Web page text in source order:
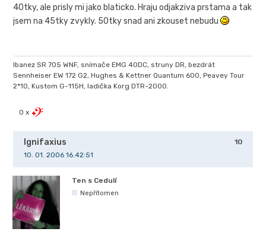
40tky, ale prisly mi jako blaticko. Hraju odjakziva prstama a tak
jsem na 45tky zvykly. 50tky snad ani zkouset nebudu
Ibanez SR 705 WNF, snímače EMG 40DC, struny DR, bezdrát
Sennheiser EW 172 G2, Hughes & Kettner Quantum 600, Peavey Tour
2*10, Kustom G-115H, ladička Korg DTR-2000.
0 x
10
Ignifaxius
10. 01. 2006 16.42:51
Ten s Cedulí
Nepřítomen